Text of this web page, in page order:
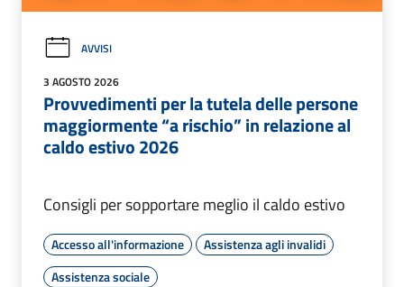
AVVISI
3 AGOSTO 2026
Provvedimenti per la tutela delle persone
maggiormente “a rischio” in relazione al
caldo estivo 2026
Consigli per sopportare meglio il caldo estivo
Accesso all'informazione
Assistenza agli invalidi
Assistenza sociale